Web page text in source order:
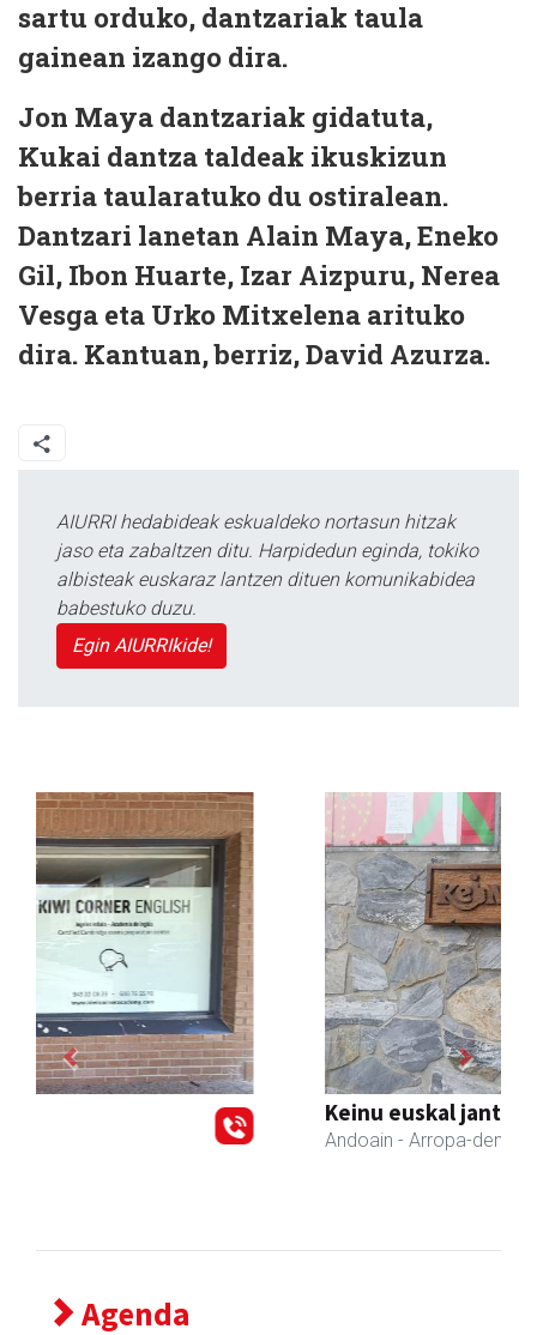
sartu orduko, dantzariak taula
gainean izango dira.
Jon Maya dantzariak gidatuta,
Kukai dantza taldeak ikuskizun
berria taularatuko du ostiralean.
Dantzari lanetan Alain Maya, Eneko
Gil, Ibon Huarte, Izar Aizpuru, Nerea
Vesga eta Urko Mitxelena arituko
dira. Kantuan, berriz, David Azurza.
AIURRI hedabideak eskualdeko nortasun hitzak
jaso eta zabaltzen ditu. Harpidedun eginda, tokiko
albisteak euskaraz lantzen dituen komunikabidea
babestuko duzu.
Egin AIURRIkide!
Keinu euskal jantziak
- Arropa-dendak
Previous Next
Agenda